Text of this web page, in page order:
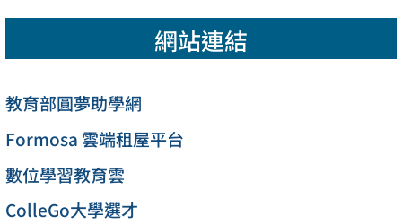
網站連結
教育部圓夢助學網
Formosa 雲端租屋平台
數位學習教育雲
ColleGo大學選才